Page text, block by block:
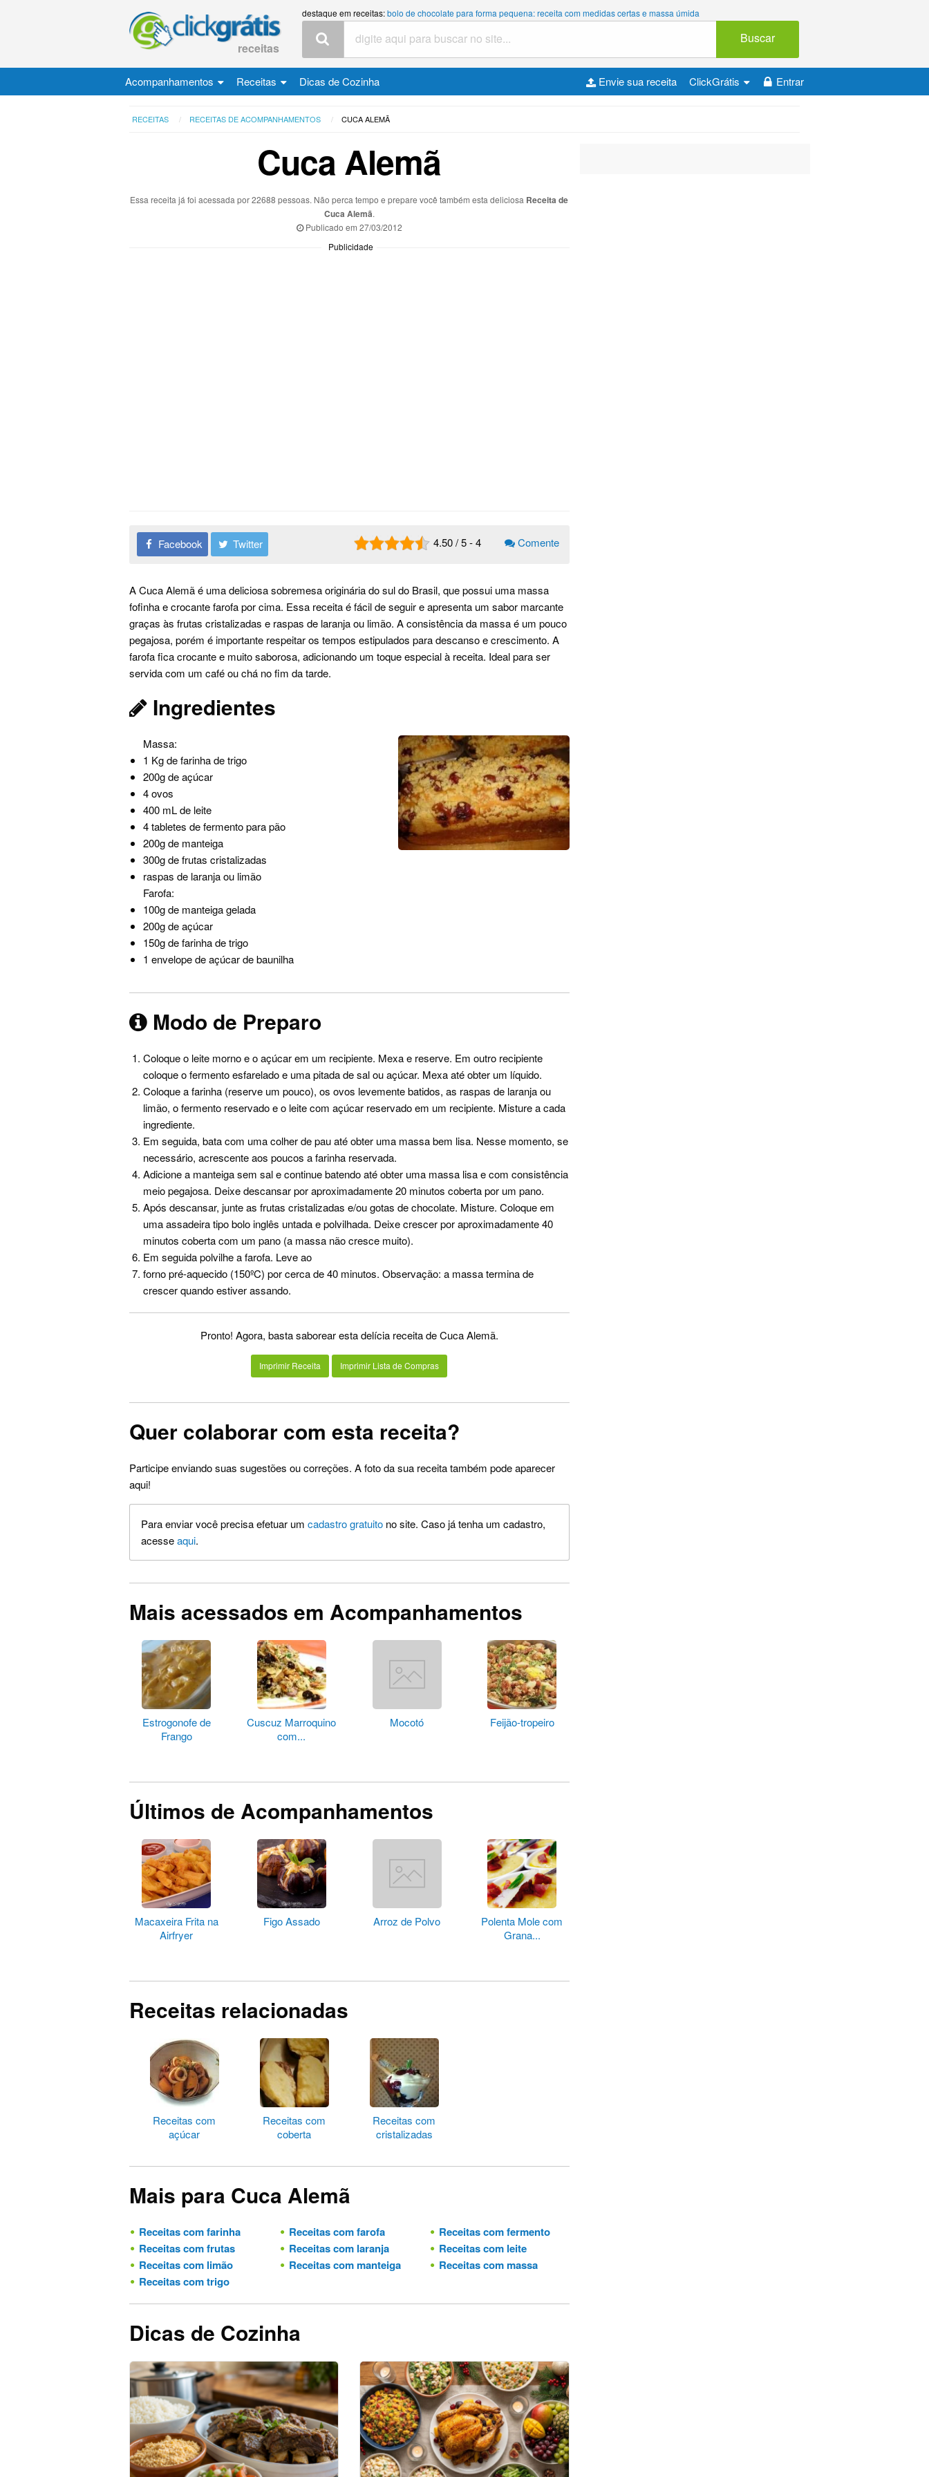
receitas
destaque em receitas:bolo de chocolate para forma pequena: receita com medidas certas e massa úmida
Buscar
Acompanhamentos Receitas Dicas de Cozinha Entrar
ClickGrátis
Envie sua receita
RECEITAS RECEITAS DE ACOMPANHAMENTOS CUCA ALEMÃ
Cuca Alemã
Essa receita já foi acessada por 22688 pessoas. Não perca tempo e prepare você também esta deliciosa Receita de
Cuca Alemã.
Publicado em 27/03/2012
Publicidade
Facebook Twitter 4.50/5-4 Comente
A Cuca Alemã é uma deliciosa sobremesa originária do sul do Brasil, que possui uma massa
fofinha e crocante farofa por cima. Essa receita é fácil de seguir e apresenta um sabor marcante
graças às frutas cristalizadas e raspas de laranja ou limão. A consistência da massa é um pouco
pegajosa, porém é importante respeitar os tempos estipulados para descanso e crescimento. A
farofa fica crocante e muito saborosa, adicionando um toque especial à receita. Ideal para ser
servida com um café ou chá no fim da tarde.
Ingredientes
Massa:
1 Kg de farinha de trigo
200g de açúcar
4 ovos
400 mL de leite
4 tabletes de fermento para pão
200g de manteiga
300g de frutas cristalizadas
raspas de laranja ou limão
Farofa:
100g de manteiga gelada
200g de açúcar
150g de farinha de trigo
1 envelope de açúcar de baunilha
Modo de Preparo
Coloque o leite morno e o açúcar em um recipiente. Mexa e reserve. Em outro recipiente
coloque o fermento esfarelado e uma pitada de sal ou açúcar. Mexa até obter um líquido.
Coloque a farinha (reserve um pouco), os ovos levemente batidos, as raspas de laranja ou
limão, o fermento reservado e o leite com açúcar reservado em um recipiente. Misture a cada
ingrediente.
Em seguida, bata com uma colher de pau até obter uma massa bem lisa. Nesse momento, se
necessário, acrescente aos poucos a farinha reservada.
Adicione a manteiga sem sal e continue batendo até obter uma massa lisa e com consistência
meio pegajosa. Deixe descansar por aproximadamente 20 minutos coberta por um pano.
Após descansar, junte as frutas cristalizadas e/ou gotas de chocolate. Misture. Coloque em
uma assadeira tipo bolo inglês untada e polvilhada. Deixe crescer por aproximadamente 40
minutos coberta com um pano (a massa não cresce muito).
Em seguida polvilhe a farofa. Leve ao
forno pré-aquecido (150ºC) por cerca de 40 minutos. Observação: a massa termina de
crescer quando estiver assando.
Pronto! Agora, basta saborear esta delícia receita de Cuca Alemã.
Imprimir Receita Imprimir Lista de Compras
Quer colaborar com esta receita?
Participe enviando suas sugestões ou correções. A foto da sua receita também pode aparecer
aqui!
Para enviar você precisa efetuar um cadastro gratuito no site. Caso já tenha um cadastro,
acesseaqui.
Mais acessados em Acompanhamentos
Estrogonofe de
Frango
Cuscuz Marroquino
com...
Mocotó Feijão-tropeiro
Últimos de Acompanhamentos
Macaxeira Frita na
Airfryer
Figo Assado Arroz de Polvo
Polenta Mole com
Grana...
Receitas relacionadas
Receitas com
açúcar
Receitas com
coberta
Receitas com
cristalizadas
Mais para Cuca Alemã
Receitas com farinha Receitas com farofa
Receitas com fermento
Receitas com frutas
Receitas com laranja
Receitas com leite
Receitas com limão
Receitas com manteiga
Receitas com massa
Receitas com trigo
Dicas de Cozinha